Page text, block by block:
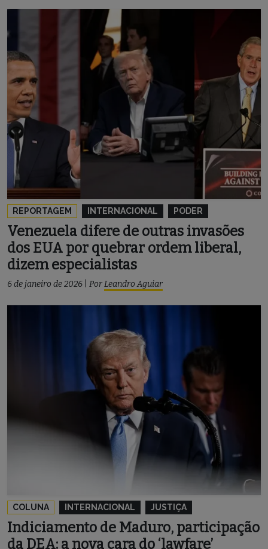
REPORTAGEM INTERNACIONAL PODER
Venezuela difere de outras invasões
dos EUA por quebrar ordem liberal,
dizem especialistas
6 de janeiro de 2026 PorLeandro Aguiar
COLUNA INTERNACIONAL JUSTIÇA
Indiciamento de Maduro, participação
da DEA: a nova cara do ‘lawfare’